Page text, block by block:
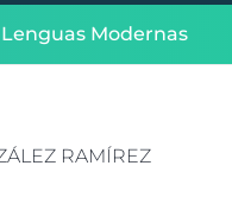
Lenguas Modernas
RAMÍREZ